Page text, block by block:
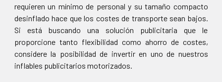
requieren un mínimo de personal y su tamaño compacto
desinflado hace que los costes de transporte sean bajos.
Si está buscando una solución publicitaria que le
proporcione tanto flexibilidad como ahorro de costes,
considere la posibilidad de invertir en uno de nuestros
inflables publicitarios motorizados.